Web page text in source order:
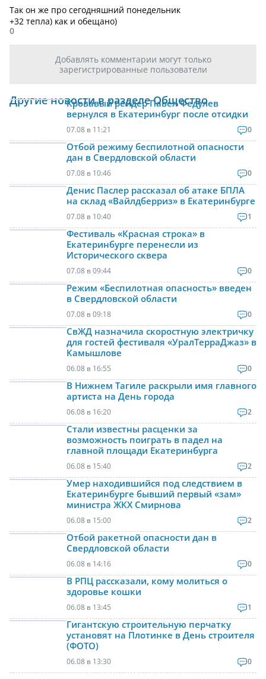
Так он же про сегодняшний понедельник
+32 тепла) как и обещано)
0
Добавлять комментарии могут только
зарегистрированные пользователи
Другие новости в разделе Общество
Кровавый рейдер Павел Федулев
вернулся в Екатеринбург после отсидки
07.08 в 11:21 0
Отбой режиму беспилотной опасности
дан в Свердловской области
07.08 в 10:46 0
Денис Паслер рассказал об атаке БПЛА
на склад «Вайлдберриз» в Екатеринбурге
07.08 в 10:40 1
Фестиваль «Красная строка» в
Екатеринбурге перенесли из
Исторического сквера
07.08 в 09:44 0
Режим «Беспилотная опасность» введен
в Свердловской области
07.08 в 09:18 0
СвЖД назначила скоростную электричку
для гостей фестиваля «УралТерраДжаз» в
Камышлове
06.08 в 16:55 0
В Нижнем Тагиле раскрыли имя главного
артиста на День города
06.08 в 16:20 2
Стали известны расценки за
возможность поиграть в падел на
главной площади Екатеринбурга
06.08 в 15:40 2
Умер находившийся под следствием в
Екатеринбурге бывший первый «зам»
министра ЖКХ Смирнова
06.08 в 15:00 2
Отбой ракетной опасности дан в
Свердловской области
06.08 в 14:16 0
В РПЦ рассказали, кому молиться о
здоровье кошки
06.08 в 13:45 1
Гигантскую строительную перчатку
установят на Плотинке в День строителя
(ФОТО)
06.08 в 13:30 0